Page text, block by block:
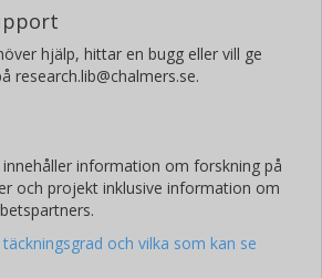
hjälp, hittar en bugg eller vill ge
research.lib@chalmers.se.
innehåller information om forskning på
och projekt inklusive information om
och vilka som kan se